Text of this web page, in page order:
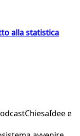
alla statistica
ChiesaIdee e